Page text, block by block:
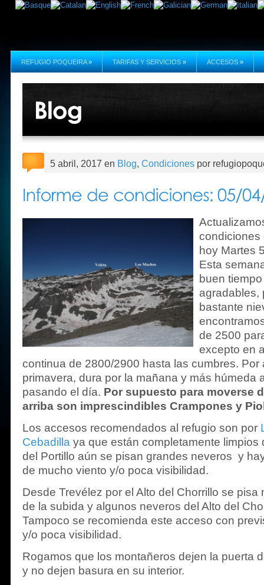
REFUGIO POQUEIRA » TARIFAS Y SERVICIOS » ACCESOS »
5 abril, 2017 en Blog, Condiciones por
condiciones
hoy Martes
Esta
buen
agradables,
bastante
de 2500
excepto en
continua de 2800/2900 hasta las cumbres. Por
primavera, dura por la mañana y más húmeda
pasando el día. Por supuesto para moverse
arriba son imprescindibles Crampones y
Los accesos recomendados al refugio son por
Cebadilla ya que están completamente limpios
del Portillo aún se pisan grandes neveros y
de mucho viento y/o poca visibilidad.
Desde Trevélez por el Alto del Chorrillo se pisa
de la subida y algunos neveros del Alto del
Tampoco se recomienda este acceso con
y/o poca visibilidad.
Rogamos que los montañeros dejen la puerta
y no dejen basura en su interior.